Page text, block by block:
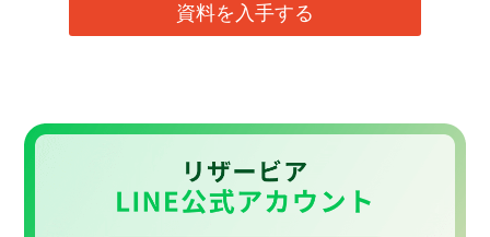
資料を入手する